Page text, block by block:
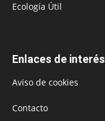
Ecología Útil
Enlaces de interés
Aviso de cookies
Contacto